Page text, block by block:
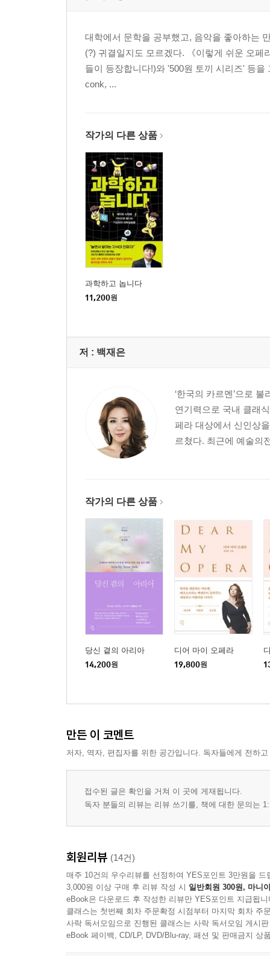
대학에서 문학을 공부했고, 음악을 좋아하는
(?) 귀결일지도 모르겠다. 《이렇게 쉬운 오
들이 등장합니다!)와 '500원 토끼 시리즈' 등
conk, ...
작가의 다른 상품
과학하고 놉니다
11,200원
저 : 백재은
‘한국의 카르멘’으로
연기력으로 국내 클래
페라 대상에서 신인상
르쳤다. 최근에 예술의
작가의 다른 상품
당신 곁의 아리아
14,200원
디어 마이 오페라
19,800원
만든 이 코멘트
저자, 역자, 편집자를 위한 공간입니다. 독자들에게 전하
접수된 글은 확인을 거쳐 이 곳에 게재됩니다.
독자 분들의 리뷰는 리뷰 쓰기를, 책에 대한 문의는
회원리뷰 (14건)
매주 10건의 우수리뷰를 선정하여 YES포인트 3만원을 드
3,000원 이상 구매 후 리뷰 작성 시 일반회원 300원, 마니
eBook은 다운로드 후 작성한 리뷰만 YES포인트 지급됩니
클래스는 첫번째 회차 주문확정 시점부터 마지막 회차 주
사락 독서모임으로 진행된 클래스는 사락 독서모임 게시
eBook 페이백, CD/LP, DVD/Blu-ray, 패션 및 판매금지 상